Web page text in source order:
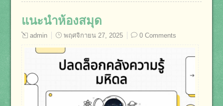
แนะนำห้องสมุด
admin พฤศจิกายน 27, 2025 0 Comments